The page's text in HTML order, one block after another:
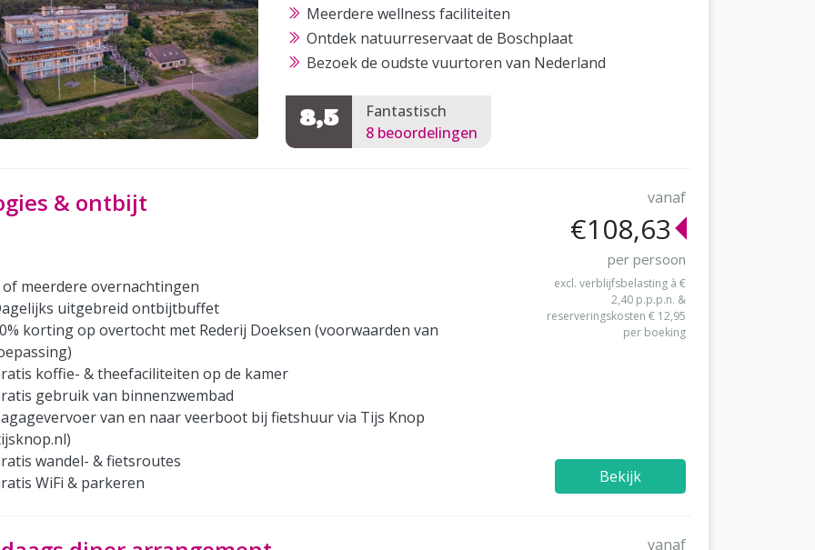
Meerdere wellness faciliteiten
Ontdek natuurreservaat de Boschplaat
Bezoek de oudste vuurtoren van Nederland
8,5
Fantastisch
8 beoordelingen
& ontbijt vanaf
€108,63
per persoon
of meerdere overnachtingen
uitgebreid ontbijtbuffet
korting op overtocht met Rederij Doeksen (voorwaarden van
koffie- & theefaciliteiten op de kamer
gebruik van binnenzwembad
van en naar veerboot bij fietshuur via Tijs Knop
wandel- & fietsroutes
WiFi & parkeren
excl. verblijfsbelasting à €
2,40 p.p.p.n. &
reserveringskosten € 12,95
per boeking
Bekijk
vanaf